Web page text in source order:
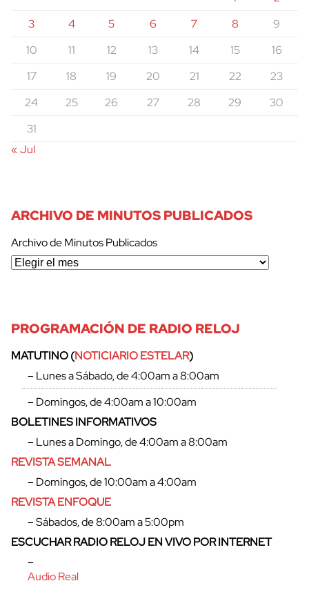
3
4 5 6 7 8
9
10
11 12 13 14 15
16
17
18 19 20 21 22
23
24
25 26 27 28 29
30
31
« Jul
ARCHIVO DE MINUTOS PUBLICADOS
Archivo de Minutos Publicados
PROGRAMACIÓN DE RADIO RELOJ
MATUTINO (NOTICIARIO ESTELAR)
– Lunes a Sábado, de 4:00am a 8:00am
– Domingos, de 4:00am a 10:00am
BOLETINES INFORMATIVOS
– Lunes a Domingo, de 4:00am a 8:00am
REVISTA SEMANAL
– Domingos, de 10:00am a 4:00am
REVISTA ENFOQUE
– Sábados, de 8:00am a 5:00pm
ESCUCHAR RADIO RELOJ EN VIVO POR INTERNET
–
Audio Real